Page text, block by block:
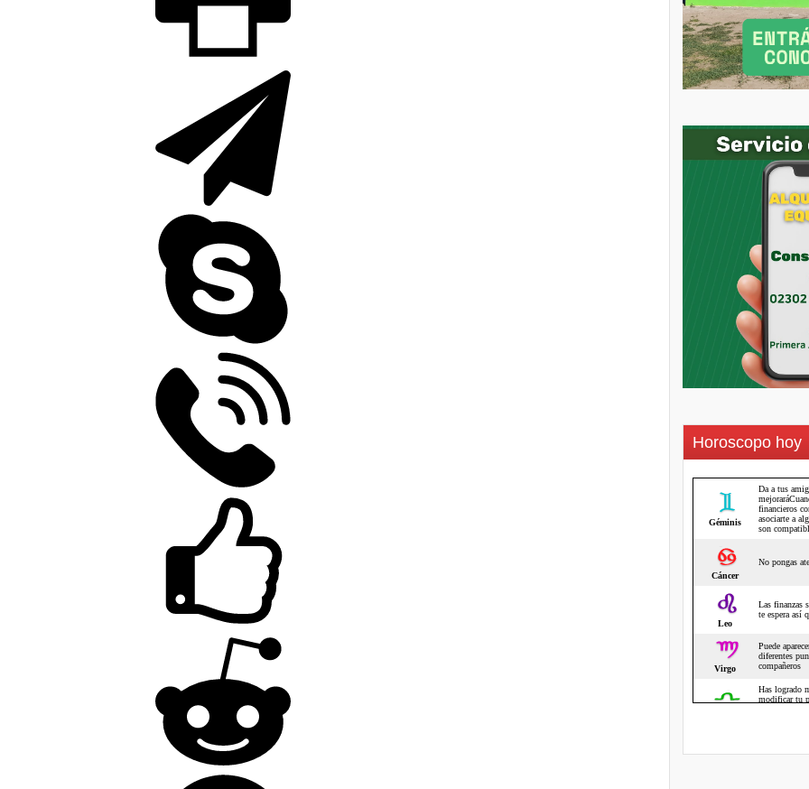
Horoscopo hoy